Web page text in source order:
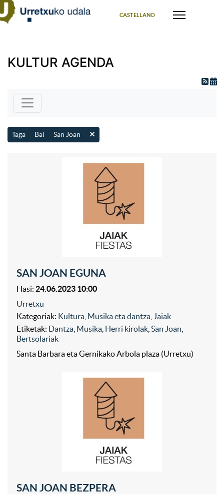
CASTELLANO
KULTUR AGENDA
Taga Bai San Joan
SAN JOAN EGUNA
Hasi: 24.06.2023 10:00
Urretxu
Kategoriak: Kultura Musika eta dantza Jaiak
Etiketak: Dantza Musika Herri kirolak San Joan
Bertsolariak
Santa Barbara eta Gernikako Arbola plaza (Urretxu)
SAN JOAN BEZPERA